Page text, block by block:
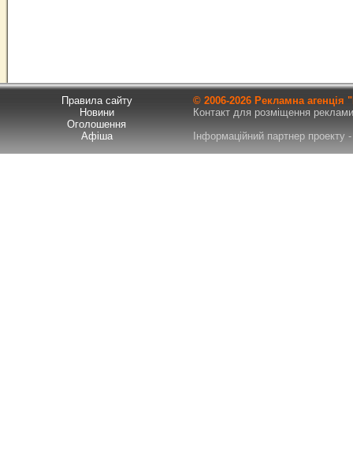
Правила сайту
Новини
Оголошення
Афіша
© 2006-2026 Рекламна
Контакт для розміщення
Інформаційний партнер проекту